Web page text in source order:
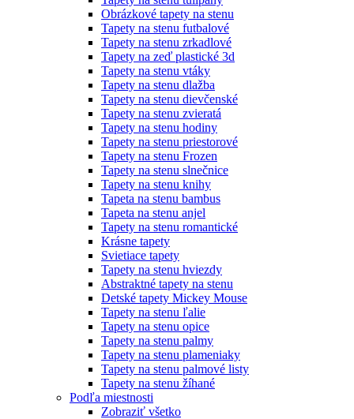
Obrázkové tapety na stenu
Tapety na stenu futbalové
Tapety na stenu zrkadlové
Tapety na zeď plastické 3d
Tapety na stenu vtáky
Tapety na stenu dlažba
Tapety na stenu dievčenské
Tapety na stenu zvieratá
Tapety na stenu hodiny
Tapety na stenu priestorové
Tapety na stenu Frozen
Tapety na stenu slnečnice
Tapety na stenu knihy
Tapeta na stenu bambus
Tapeta na stenu anjel
Tapety na stenu romantické
Krásne tapety
Svietiace tapety
Tapety na stenu hviezdy
Abstraktné tapety na stenu
Detské tapety Mickey Mouse
Tapety na stenu ľalie
Tapety na stenu opice
Tapety na stenu palmy
Tapety na stenu plameniaky
Tapety na stenu palmové listy
Tapety na stenu žíhané
Podľa miestnosti
Zobraziť všetko